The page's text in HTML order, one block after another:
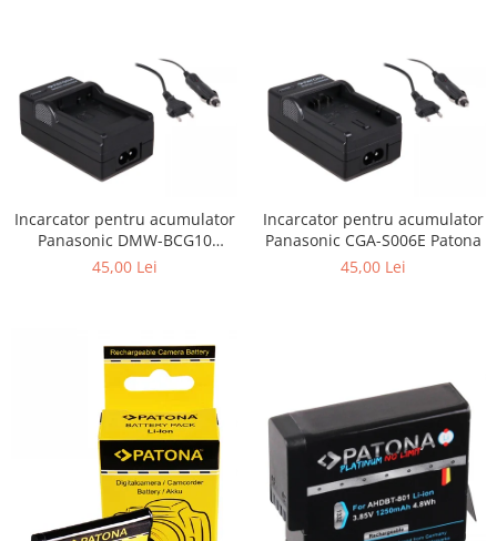
Telefoane mobile
Casti
Telefoane mobile
Custi aparate foto-video
Telefoane mobile
Incarcator pentru acumulator
Panasonic DMW-BCG10
Patona
45,00 Lei
Incarcator pentru acumulator
Panasonic CGA-S006E Patona
45,00 Lei